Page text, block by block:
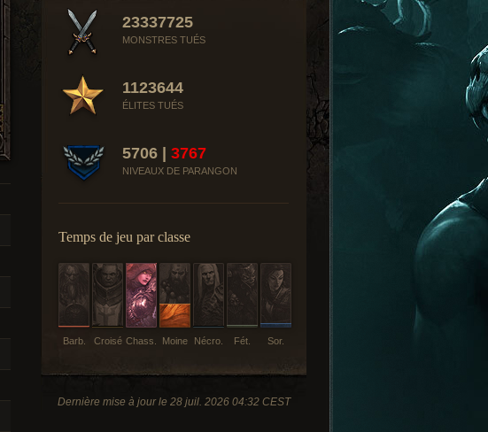
23337725
MONSTRES TUÉS
1123644
ÉLITES TUÉS
5706 | 3767
NIVEAUX DE PARANGON
Temps de jeu par classe
Barb. Chass.
Croisé Fét.
Moine Nécro. Sor.
Dernière mise à jour le 28 juil. 2026 04:32 CEST